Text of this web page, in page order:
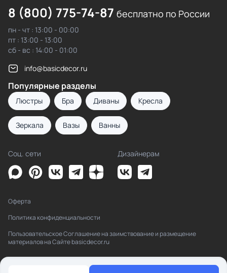
8 (800) 775-74-87 бесплатно по России
пн - чт : 13:00 - 00:00
пт : 13:00 - 13:00
сб - вс : 14:00 - 01:00
info@basicdecor.ru
Популярные разделы
Люстры Бра Диваны Кресла
Зеркала Вазы Ванны
Соц. сети Дизайнерам
Оферта
Политика конфиденциальности
Пользовательское Соглашение на заимствование и размещение
материалов на Сайте basicdecor.ru